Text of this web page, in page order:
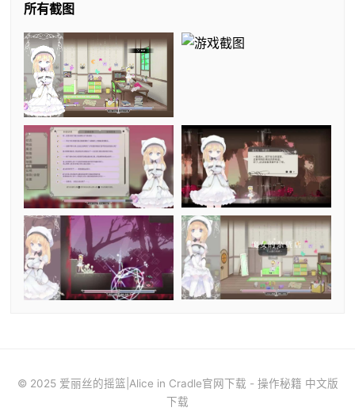
所有截图
© 2025 爱丽丝的摇篮|Alice in Cradle官网下载 - 操作秘籍 中文版
下载